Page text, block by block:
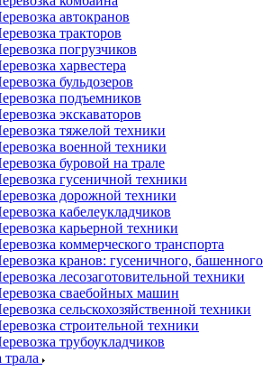
автокранов
тракторов
погрузчиков
харвестера
бульдозеров
подъемников
экскаваторов
тяжелой техники
военной техники
буровой на трале
гусеничной техники
дорожной техники
кабелеукладчиков
карьерной техники
коммерческого транспорта
кранов: гусеничного, башенного
лесозаготовительной техники
сваебойных машин
сельскохозяйственной техники
строительной техники
трубоукладчиков